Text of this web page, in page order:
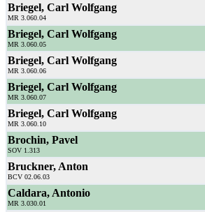
Briegel, Carl Wolfgang
MR 3.060.04
Briegel, Carl Wolfgang
MR 3.060.05
Briegel, Carl Wolfgang
MR 3.060.06
Briegel, Carl Wolfgang
MR 3.060.07
Briegel, Carl Wolfgang
MR 3.060.10
Brochin, Pavel
SOV 1.313
Bruckner, Anton
BCV 02.06.03
Caldara, Antonio
MR 3.030.01